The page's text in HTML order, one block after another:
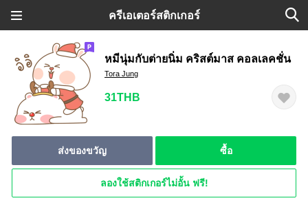
ครีเอเตอร์สติกเกอร์
หมีนุ่มกับต่ายนิ่ม คริสต์มาส คอลเลคชั่น
Tora Jung
31THB
ส่งของขวัญ ซื้อ
ลองใช้สติกเกอร์ไม่อั้น ฟรี!